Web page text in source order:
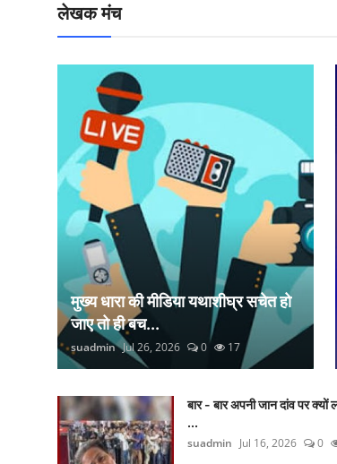
लेखक मंच
मुख्य धारा की मीडिया यथाशीघ्र सचेत हो
जाए तो ही बच...
suadmin Jul 26, 2026 0 17
बार - बार अपनी जान दांव पर क्यों
...
suadmin Jul 16, 2026 0